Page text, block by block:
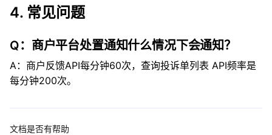
4. 常见问题
Q：商户平台处置通知什么情况下会通知？
A：商户反馈API每分钟60次，查询投诉单列表 API频率是
每分钟200次。
文档是否有帮助